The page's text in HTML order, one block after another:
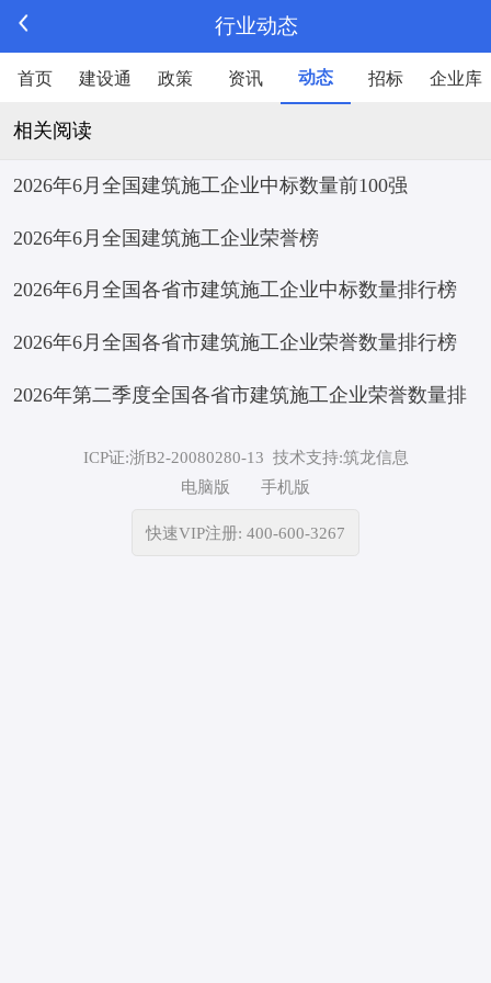
行业动态
首页 建设通 政策 资讯 动态 招标 企业库
相关阅读
2026年6月全国建筑施工企业中标数量前100强
2026年6月全国建筑施工企业荣誉榜
2026年6月全国各省市建筑施工企业中标数量排行榜
2026年6月全国各省市建筑施工企业荣誉数量排行榜
2026年第二季度全国各省市建筑施工企业荣誉数量排
ICP证:浙B2-20080280-13 技术支持:筑龙信息
电脑版
手机版
快速VIP注册: 400-600-3267